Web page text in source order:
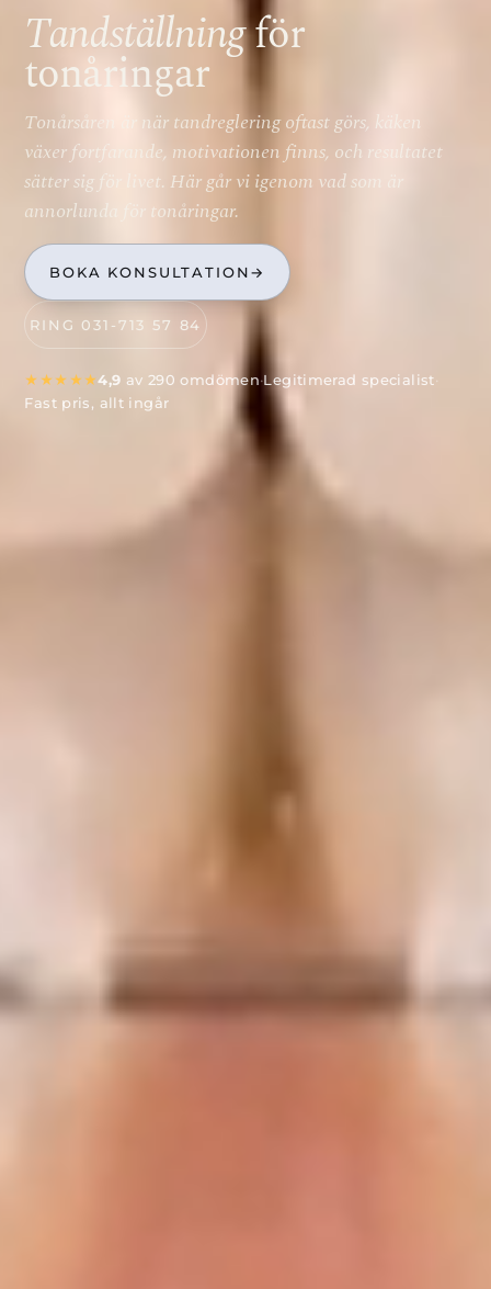
Tandställningför
tonåringar
Tonårsåren är när tandreglering oftast görs, käken
växer fortfarande, motivationen finns, och resultatet
sätter sig för livet. Här går vi igenom vad som är
annorlunda för tonåringar.
BOKA KONSULTATION→
RING 031-713 57 84
★★★★★4,9 av 290 omdömen·Legitimerad specialist·
Fast pris, allt ingår